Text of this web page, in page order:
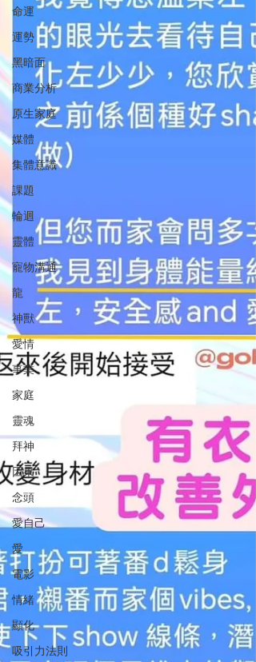
命運
運勢
黑暗面
商業分析
原生家庭
媒體
集體意識
課題
輪迴
靈體
寵物溝通
龍
神獸
愛情
事業
家庭
靈魂
拜神
因果
念頭
愛自己
愛
電影
情緒
顯化
吸引力法則